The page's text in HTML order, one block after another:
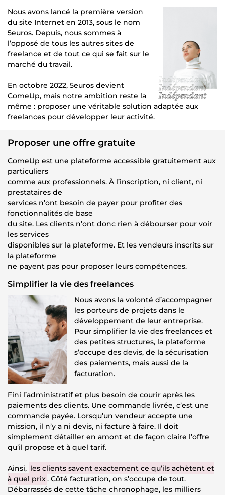
Nous avons lancé la première version
du site Internet en 2013, sous le nom
5euros. Depuis, nous sommes à
l’opposé de tous les autres sites de
freelance et de tout ce qui se fait sur le
marché du travail.
En octobre 2022, 5euros devient
ComeUp, mais notre ambition reste la
même : proposer une véritable solution adaptée aux
freelances pour développer leur activité.
Proposer une offre gratuite
ComeUp est une plateforme accessible gratuitement aux
particuliers
comme aux professionnels. À l’inscription, ni client, ni
prestataires de
services n’ont besoin de payer pour profiter des
fonctionnalités de base
du site. Les clients n’ont donc rien à débourser pour voir
les services
disponibles sur la plateforme. Et les vendeurs inscrits sur
la plateforme
ne payent pas pour proposer leurs compétences.
Simplifier la vie des freelances
Nous avons la volonté d’accompagner
les porteurs de projets dans le
développement de leur entreprise.
Pour simplifier la vie des freelances et
des petites structures, la plateforme
s’occupe des devis, de la sécurisation
des paiements, mais aussi de la
facturation.
Fini l’administratif et plus besoin de courir après les
paiements des clients. Une commande livrée, c’est une
commande payée. Lorsqu’un vendeur accepte une
mission, il n’y a ni devis, ni facture à faire. Il doit
simplement détailler en amont et de façon claire l’offre
qu’il propose et à quel tarif.
Ainsi, les clients savent exactement ce qu’ils achètent et
à quel prix. Côté facturation, on s’occupe de tout.
Débarrassés de cette tâche chronophage, les milliers